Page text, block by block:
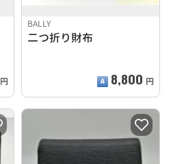
円
BALLY
二つ折り財布
8,800 円